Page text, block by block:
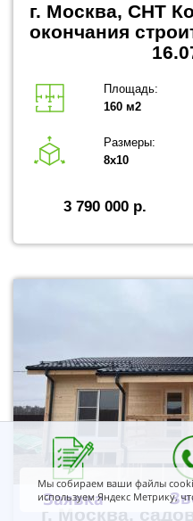
Заявка
г. Москва, СНТ
окончания
Площадь:
160 м2
Размеры:
8х10
3 790 000 р.
г. Москва,
Мы собираем ваши файлы
используем Яндекс Метрику,